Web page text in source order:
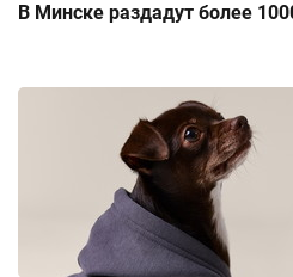
В Минске раздадут более